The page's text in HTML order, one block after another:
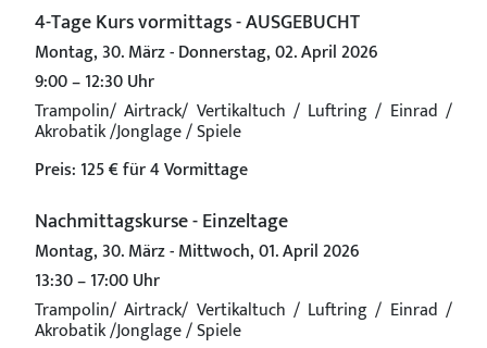
4-Tage Kurs vormittags - AUSGEBUCHT
Montag, 30. März - Donnerstag, 02. April 2026
9:00 – 12:30 Uhr
Trampolin/ Airtrack/ Vertikaltuch / Luftring / Einrad /
Akrobatik /Jonglage / Spiele
Preis: 125 € für 4 Vormittage
Nachmittagskurse - Einzeltage
Montag, 30. März - Mittwoch, 01. April 2026
13:30 – 17:00 Uhr
Trampolin/ Airtrack/ Vertikaltuch / Luftring / Einrad /
Akrobatik /Jonglage / Spiele